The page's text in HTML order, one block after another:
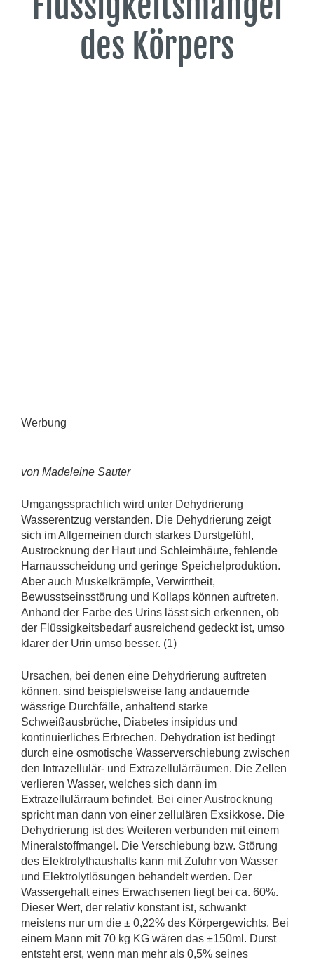
des Körpers
Werbung
von Madeleine Sauter
Umgangssprachlich wird unter Dehydrierung
Wasserentzug verstanden. Die Dehydrierung zeigt
sich im Allgemeinen durch starkes Durstgefühl,
Austrocknung der Haut und Schleimhäute, fehlende
Harnausscheidung und geringe Speichelproduktion.
Aber auch Muskelkrämpfe, Verwirrtheit,
Bewusstseinsstörung und Kollaps können auftreten.
Anhand der Farbe des Urins lässt sich erkennen, ob
der Flüssigkeitsbedarf ausreichend gedeckt ist, umso
klarer der Urin umso besser. (1)
Ursachen, bei denen eine Dehydrierung auftreten
können, sind beispielsweise lang andauernde
wässrige Durchfälle, anhaltend starke
Schweißausbrüche, Diabetes insipidus und
kontinuierliches Erbrechen. Dehydration ist bedingt
durch eine osmotische Wasserverschiebung zwischen
den Intrazellulär- und Extrazellulärräumen. Die Zellen
verlieren Wasser, welches sich dann im
Extrazellulärraum befindet. Bei einer Austrocknung
spricht man dann von einer zellulären Exsikkose. Die
Dehydrierung ist des Weiteren verbunden mit einem
Mineralstoffmangel. Die Verschiebung bzw. Störung
des Elektrolythaushalts kann mit Zufuhr von Wasser
und Elektrolytlösungen behandelt werden. Der
Wassergehalt eines Erwachsenen liegt bei ca. 60%.
Dieser Wert, der relativ konstant ist, schwankt
meistens nur um die ± 0,22% des Körpergewichts. Bei
einem Mann mit 70 kg KG wären das ±150ml. Durst
entsteht erst, wenn man mehr als 0,5% seines